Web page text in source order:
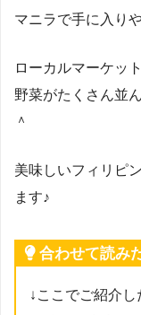
マニラで手に入り
ローカルマーケッ
野菜がたくさん並
＾
美味しいフィリピ
ます♪
合わせて読み
↓ここでご紹介